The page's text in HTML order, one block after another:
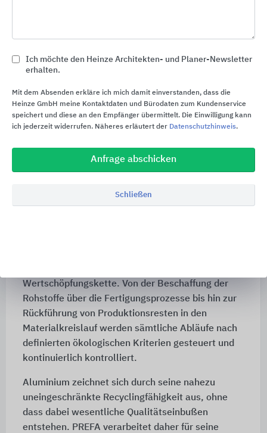
dazu, im
Nachhaltigkeitsbericht 2022
Nachhaltigkeitsinformationen
Wertschöpfungskette. Von der Beschaffung der
Rohstoffe über die Fertigungsprozesse bis hin zur
Rückführung von Produktionsresten in den
Materialkreislauf werden sämtliche Abläufe nach
definierten ökologischen Kriterien gesteuert und
kontinuierlich kontrolliert.
Aluminium zeichnet sich durch seine nahezu
uneingeschränkte Recyclingfähigkeit aus, ohne
dass dabei wesentliche Qualitätseinbußen
entstehen. PREFA verarbeitet daher für seine
Ich möchte den Heinze Architekten- und Planer-Newsletter
erhalten.
Mit dem Absenden erkläre ich mich damit einverstanden, dass die
Heinze GmbH meine Kontaktdaten und Bürodaten zum Kundenservice
speichert und diese an den Empfänger übermittelt. Die Einwilligung kann
ich jederzeit widerrufen. Näheres erläutert der Datenschutzhinweis.
Anfrage abschicken
Schließen